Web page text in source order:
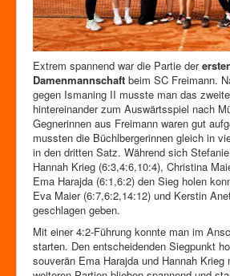
Extrem spannend war die Partie der
Damenmannschaft beim SC Freimann.
gegen Ismaning II musste man das
hintereinander zum Auswärtsspiel nach
Gegnerinnen aus Freimann waren gut
mussten die Büchlbergerinnen gleich in
in den dritten Satz. Während sich
Hannah Krieg (6:3,4:6,10:4), Christina
Ema Harajda (6:1,6:2) den Sieg holen
Eva Maier (6:7,6:2,14:12) und Kerstin
geschlagen geben.
Mit einer 4:2-Führung konnte man im
starten. Den entscheidenden Siegpunkt
souverän Ema Harajda und Hannah